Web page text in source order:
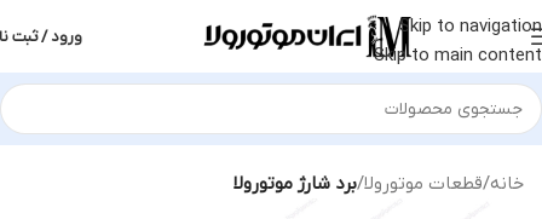
Skip to navigation
Skip to main content
ورود / ثبت
خانه قطعات موتورولا برد شارژ موتورولا